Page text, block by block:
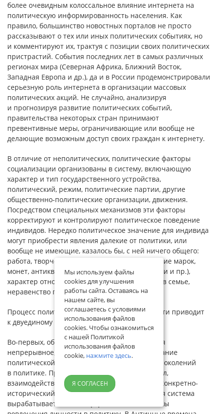
более очевидным колоссальное влияние интернета на
политическую информированность населения. Как
правило, большинство новостных порталов не просто
рассказывают о тех или иных политических событиях, но
и комментируют их, трактуя с позиции своих политических
пристрастий. События последних лет в самых различных
регионах мира (Северная Африка, Ближний Восток,
Западная Европа и др.), да и в России продемонстрировали
серьезную роль интернета в организации массовых
политических акций. Не случайно, анализируя
и прогнозируя развитие политических событий,
правительства некоторых стран принимают
превентивные меры, ограничивающие или вообще не
делающие возможным доступ своих граждан к интернету.
В отличие от неполитических, политические факторы
социализации организованы в систему, включающую
характер и тип государственного устройства,
политический, режим, политические партии, другие
общественно-политические организации, движения.
Посредством специальных механизмов эти факторы
корректируют и контролируют политическое поведение
индивидов. Нередко политическое значение для индивида
могут приобрести явления далекие от политики, или
вообще не имеющие, казалось бы, с ней ничего общего:
работа, творчество, хобби (коллекционирование марок,
монет, антиквариата, политической символики и пр.),
характер отношений с природой, отношения в семье,
неравенство полов и т.п.
Процесс политической социализации личности приводит
к двуединому результату.
Во-первых, обеспечивается и поддерживается
непрерывное, бесперебойное функционирование
политической системы общества при смене поколений
в политике. При этом, по словам Е.Б. Шестопал,
взаимодействие политики и человека имеет конкретно-
исторический характер. Каждая политическая система
вырабатывает свои специфические механизмы
Мы используем файлы
cookies для улучшения
работы сайта. Оставаясь на
нашем сайте, вы
соглашаетесь с условиями
использования файлов
cookies. Чтобы ознакомиться
с нашей Политикой
использования файлов
cookie, нажмите здесь.
Я СОГЛАСЕН